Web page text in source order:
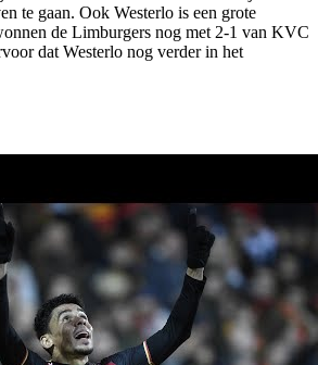
te gaan. Ook Westerlo is een grote
de Limburgers nog met 2-1 van KVC
dat Westerlo nog verder in het